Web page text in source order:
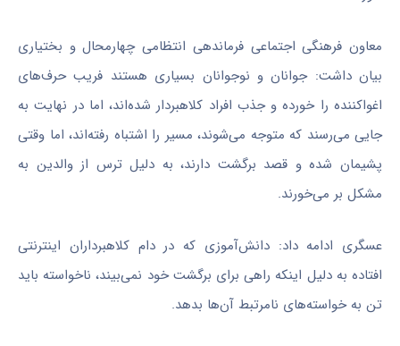
معاون فرهنگی اجتماعی فرماندهی انتظامی چهارمحال و بختیاری
بیان داشت: جوانان و نوجوانان بسیاری هستند فریب حرف‌های
اغواکننده را خورده و جذب افراد کلاهبردار شده‌اند، اما در نهایت به
جایی می‌رسند که متوجه می‌شوند، مسیر را اشتباه رفته‌اند، اما وقتی
پشیمان شده و قصد برگشت دارند، به دلیل ترس از والدین به
مشکل بر می‌خورند.
عسگری ادامه داد: دانش‌آموزی که در دام کلاهبرداران اینترنتی
افتاده به دلیل اینکه راهی برای برگشت خود نمی‌بیند، ناخواسته باید
تن به خواسته‌های نامرتبط آن‌ها بدهد.